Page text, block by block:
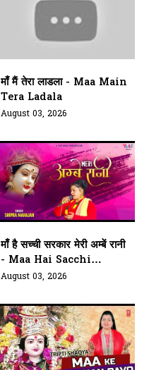
माँ मैं तेरा लाडला - Maa Main
Tera Ladala
August 03, 2026
माँ है सच्ची सरकार मेरी अम्बें रानी
- Maa Hai Sacchi
Sarkar Meri Ambe Rani
August 03, 2026